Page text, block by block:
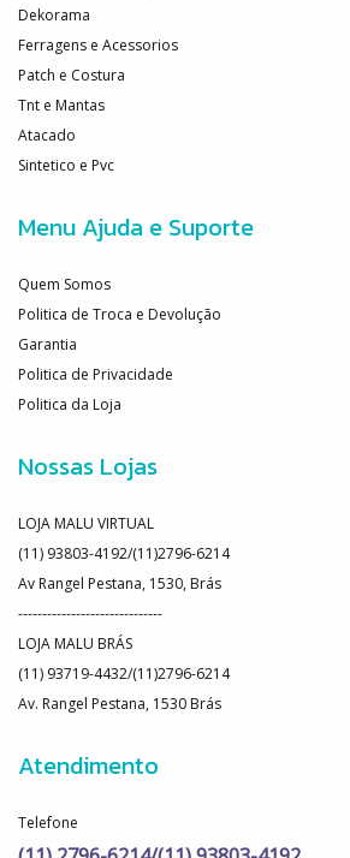
Dekorama
Ferragens e Acessorios
Patch e Costura
Tnt e Mantas
Atacado
Sintetico e Pvc
Menu Ajuda e Suporte
Quem Somos
Politica de Troca e Devolução
Garantia
Politica de Privacidade
Politica da Loja
Nossas Lojas
LOJA MALU VIRTUAL
(11) 93803-4192/(11)2796-6214
Av Rangel Pestana, 1530, Brás
------------------------------
LOJA MALU BRÁS
(11) 93719-4432/(11)2796-6214
Av. Rangel Pestana, 1530 Brás
Atendimento
Telefone